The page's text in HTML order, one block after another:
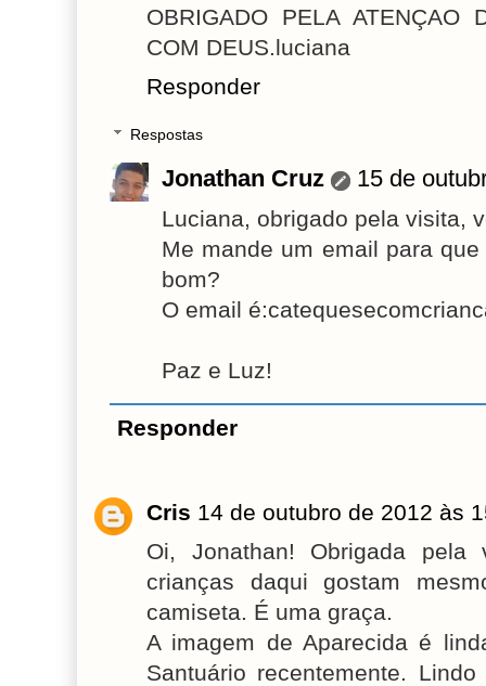
OBRIGADO PELA ATENÇAO
COM DEUS.luciana
Responder
Respostas
Jonathan Cruz 15 de
Luciana, obrigado pela visita,
Me mande um email para
bom?
O email
Paz e Luz!
Responder
Cris 14 de outubro de 2012 às
Oi, Jonathan! Obrigada
crianças daqui gostam
camiseta. É uma graça.
A imagem de Aparecida é
Santuário recentemente.